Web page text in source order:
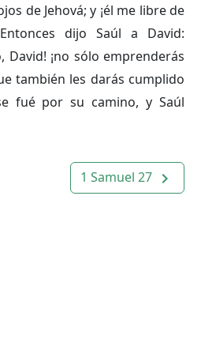
de Jehová; y ¡él me libre de
Entonces dijo Saúl a David:
David! ¡no sólo emprenderás
también les darás cumplido
fué por su camino, y Saúl
1 Samuel 27 navigate_next